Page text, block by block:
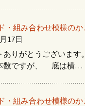
・組み合わせ模様のか
17日
ありがとうございます
数ですが、 底は横…
・組み合わせ模様のか